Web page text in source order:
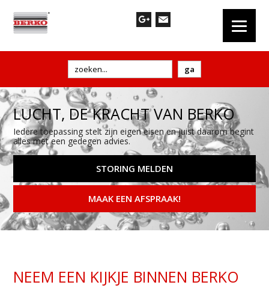
LUCHT, DE KRACHT VAN BERKO
Iedere toepassing stelt zijn eigen eisen en juist daarom begint
alles met een gedegen advies.
STORING MELDEN
MAAK EEN AFSPRAAK!
NEEM EEN KIJKJE BINNEN BERKO